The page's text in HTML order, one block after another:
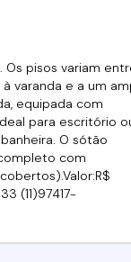
pisos variam
varanda e a um
equipada com
para escritório
O sótão
com
(11)97417-